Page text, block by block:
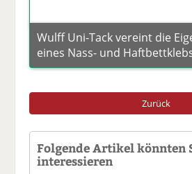
Wulff Uni-Tack vereint die
eines Nass- und
Zurück
Folgende Artikel könnten
interessieren